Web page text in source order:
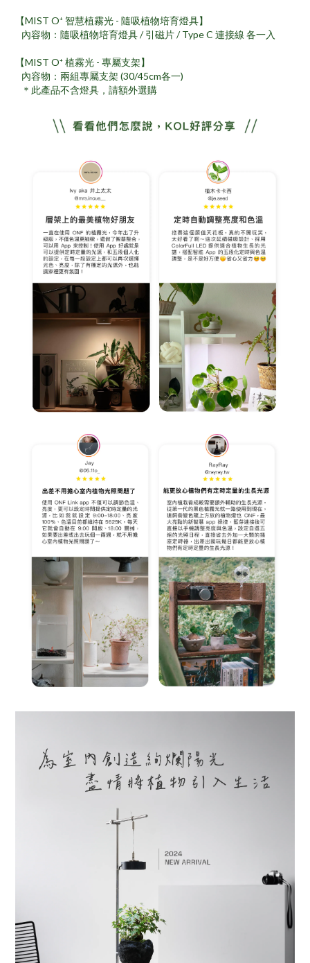
【MIST O⁺ 智慧植霧光 - 隨吸植物培育燈具】
內容物：隨吸植物培育燈具 / 引磁片 / Type C 連接線 各一入
【MIST O⁺ 植霧光 - 專屬支架】
內容物：兩組專屬支架 (30/45cm各一)
＊此產品不含燈具，請額外選購